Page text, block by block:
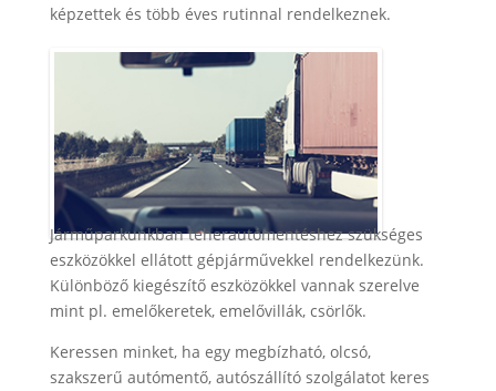
képzettek és több éves rutinnal rendelkeznek.
Járműparkunkban teherautómentéshez szükséges
eszközökkel ellátott gépjárművekkel rendelkezünk.
Különböző kiegészítő eszközökkel vannak szerelve
mint pl. emelőkeretek, emelővillák, csörlők.
Keressen minket, ha egy megbízható, olcsó,
szakszerű autómentő, autószállító szolgálatot keres